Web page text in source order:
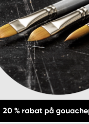
20 % rabat på